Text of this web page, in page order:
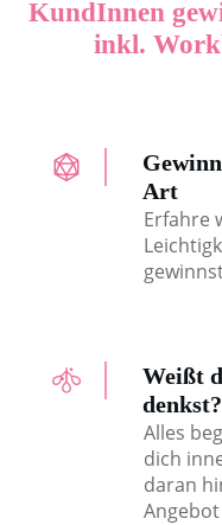
KundInnen
inkl.
Art
Erfahre
Weißt
denkst?
Alles
dich
daran